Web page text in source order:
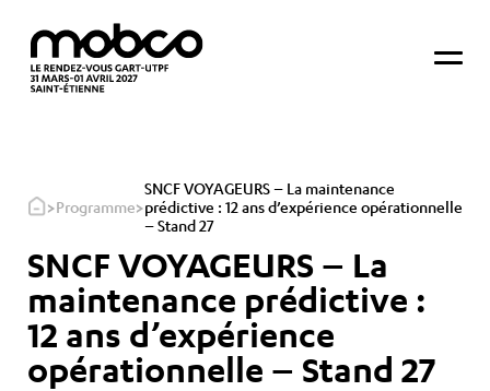
>Programme>
SNCF VOYAGEURS – La maintenance
prédictive : 12 ans d’expérience opérationnelle
– Stand 27
SNCF VOYAGEURS – La
maintenance prédictive :
12 ans d’expérience
opérationnelle – Stand 27